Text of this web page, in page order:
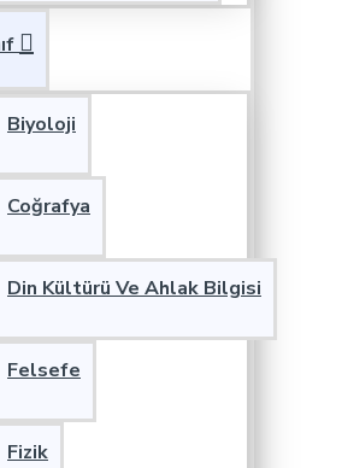
Biyoloji
Coğrafya
Din Kültürü Ve Ahlak Bilgisi
Felsefe
Fizik